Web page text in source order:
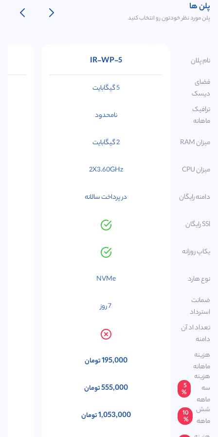
پلن ها
پلن مورد نظر خودتون رو انتخاب کنید
نام پلان
فضای
دیسک
ترافیک
ماهانه
میزان RAM
میزان CPU
دامنه رایگان
SSl رایگان
یکاپ روزانه
نوع هارد
ضمانت
استرداد
تعداد اد آن
دامنه
هزینه
ماهانه
هزینه
سه
ماهه
5
%
شش
ماهه
10
%
IR-WP-5
5 گیگابایت
نامحدود
2 گیگابایت
2X3.60GHz
در پرداخت سالانه
NVMe
7 روز
195,000تومان
555,000تومان
1,053,000تومان